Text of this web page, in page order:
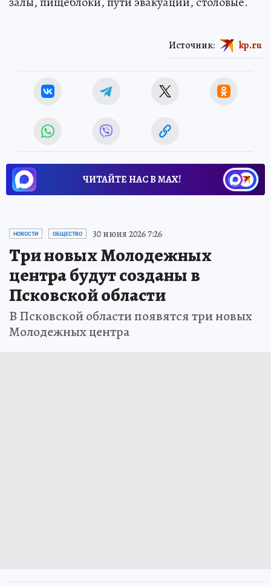
Источник: kp.ru
ЧИТАЙТЕ НАС В МАХ!
НОВОСТИ ОБЩЕСТВО 30 июня 2026 7:26
Три новых Молодежных
центра будут созданы в
Псковской области
В Псковской области появятся три новых
Молодежных центра